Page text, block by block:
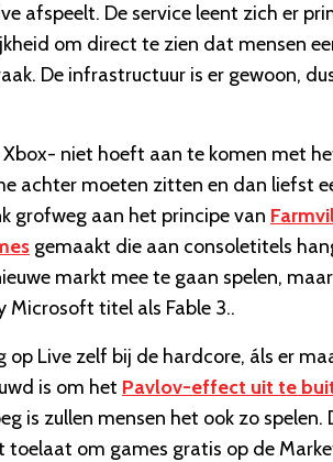
afspeelt. De service leent zich er
om direct te zien dat mensen
De infrastructuur is er gewoon,
niet hoeft aan te komen met
achter moeten zitten en dan liefst
grofweg aan het principe van
gemaakt die aan consoletitels
markt mee te gaan spelen,
titel als Fable 3..
Live zelf bij de hardcore, áls er
is om het Pavlov-effect uit te
is zullen mensen het ook zo spelen.
om games gratis op de